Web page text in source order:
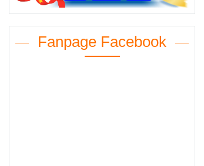
Fanpage Facebook